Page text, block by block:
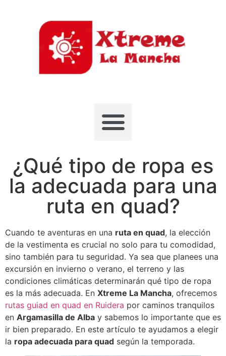
¿Qué tipo de ropa es
la adecuada para una
ruta en quad?
Cuando te aventuras en una ruta en quad, la elección
de la vestimenta es crucial no solo para tu comodidad,
sino también para tu seguridad. Ya sea que planees una
excursión en invierno o verano, el terreno y las
condiciones climáticas determinarán qué tipo de ropa
es la más adecuada. En Xtreme La Mancha, ofrecemos
rutas guiad en quad en Ruidera por caminos tranquilos
en Argamasilla de Alba y sabemos lo importante que es
ir bien preparado. En este artículo te ayudamos a elegir
la ropa adecuada para quad según la temporada.